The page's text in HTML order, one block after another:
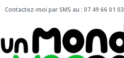
Contactez-moi par SMS au : 07 49 66 01 03